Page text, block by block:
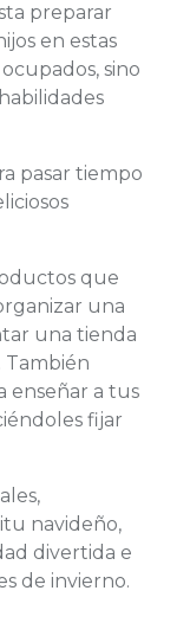
preparar
en estas
sino
pasar tiempo
que
una
una tienda
También
enseñar a tus
fijar
navideño,
divertida e
de invierno.